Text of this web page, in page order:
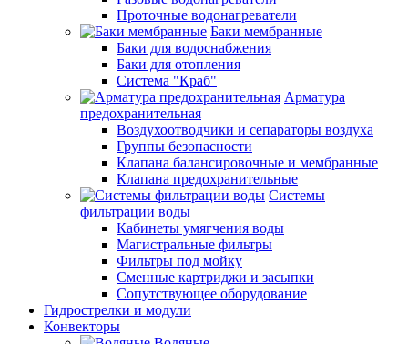
Проточные водонагреватели
Баки мембранные
Баки для водоснабжения
Баки для отопления
Система "Краб"
Арматура
предохранительная
Воздухоотводчики и сепараторы воздуха
Группы безопасности
Клапана балансировочные и мембранные
Клапана предохранительные
Системы
фильтрации воды
Кабинеты умягчения воды
Магистральные фильтры
Фильтры под мойку
Сменные картриджи и засыпки
Сопутствующее оборудование
Гидрострелки и модули
Конвекторы